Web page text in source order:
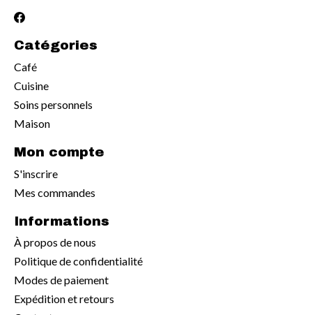
Catégories
Café
Cuisine
Soins personnels
Maison
Mon compte
S'inscrire
Mes commandes
Informations
À propos de nous
Politique de confidentialité
Modes de paiement
Expédition et retours